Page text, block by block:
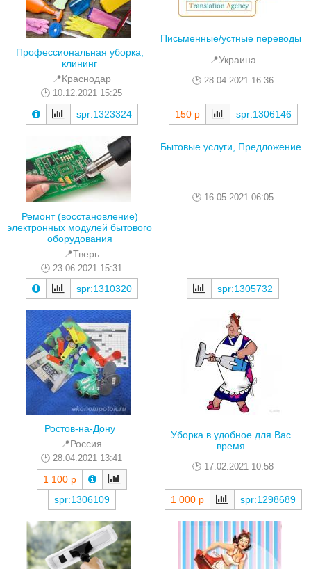
Профессиональная уборка,
клининг
📍Краснодар
10.12.2021 15:25
spr:1323324
Письменные/устные переводы
📍Украина
28.04.2021 16:36
150 р spr:1306146
Ремонт (восстановление)
электронных модулей бытового
оборудования
📍Тверь
23.06.2021 15:31
spr:1310320
Бытовые услуги, Предложение
16.05.2021 06:05
spr:1305732
Ростов-на-Дону
📍Россия
28.04.2021 13:41
1 100 р
spr:1306109
Уборка в удобное для Вас
время
17.02.2021 10:58
1 000 р spr:1298689